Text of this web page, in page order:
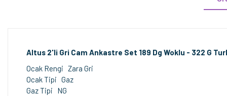
Altus 2'li Gri Cam Ankastre Set 189 Dg Woklu - 322 G
Ocak Rengi Zara Gri
Ocak Tipi Gaz
Gaz Tipi NG